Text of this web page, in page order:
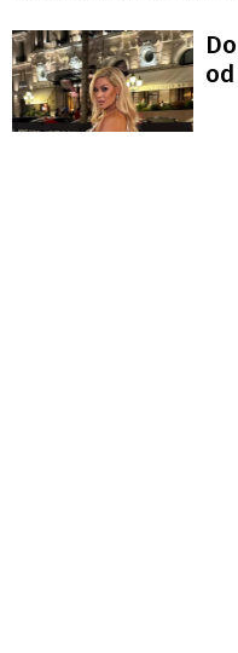
růžové Lamborghini
9 milionů korun. Místo
strhla lavina negativních
ani drsnými výrazy.